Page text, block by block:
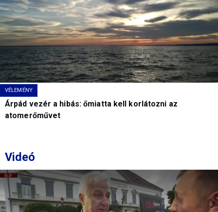
VÉLEMÉNY
Árpád vezér a hibás: őmiatta kell korlátozni az
atomerőművet
Videó